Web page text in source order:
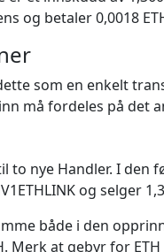
og betaler 0,0018
som en enkelt
må fordeles på det
nye Handler. I den
og selger
både i den
Merk at gebyr for